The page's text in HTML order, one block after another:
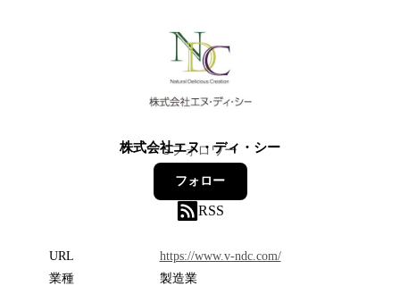
株式会社エヌ・ディ・シー
5フォロワー
フォロー
RSS
URL
https://www.v-ndc.com/
業種
製造業